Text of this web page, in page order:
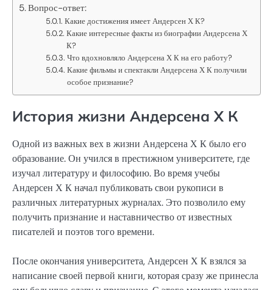
Вопрос-ответ:
Какие достижения имеет Андерсен Х К?
Какие интересные факты из биографии Андерсена Х
К?
Что вдохновляло Андерсена Х К на его работу?
Какие фильмы и спектакли Андерсена Х К получили
особое признание?
История жизни Андерсена Х К
Одной из важных вех в жизни Андерсена Х К было его
образование. Он учился в престижном университете, где
изучал литературу и философию. Во время учебы
Андерсен Х К начал публиковать свои рукописи в
различных литературных журналах. Это позволило ему
получить признание и наставничество от известных
писателей и поэтов того времени.
После окончания университета, Андерсен Х К взялся за
написание своей первой книги, которая сразу же принесла